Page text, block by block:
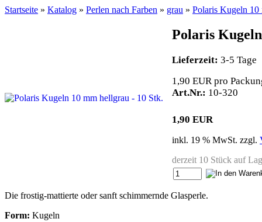
Startseite » Katalog » Perlen nach Farben » grau » Polaris Kugeln 10
Polaris
Lieferzeit: 3-5 Tage
1,90 EUR pro
Art.Nr.: 10-320
1,90 EUR
inkl. 19 % MwSt. zzgl.
derzeit 10 Stück auf
Die frostig-mattierte oder sanft schimmernde Glasperle.
Form: Kugeln